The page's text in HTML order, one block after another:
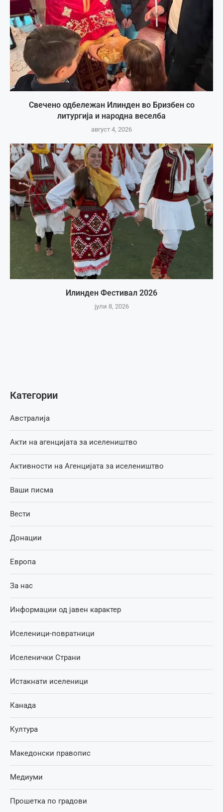
Свечено одбележан Илинден во Бризбен со
литургија и народна веселба
август 4, 2026
Илинден Фестивал 2026
јули 8, 2026
Категории
Австралија
Акти на агенцијата за иселеништво
Активности на Агенцијата за иселеништво
Ваши писма
Вести
Донации
Европа
За нас
Информации од јавен карактер
Иселеници-повратници
Иселенички Страни
Истакнати иселеници
Канада
Култура
Македонски правопис
Медиуми
Прошетка по градови